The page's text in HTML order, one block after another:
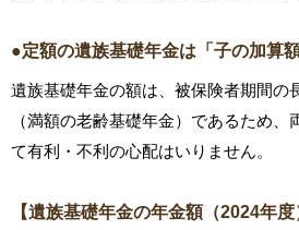
●定額の遺族基礎年金は「子の加算
遺族基礎年金の額は、被保険者期間の
（満額の老齢基礎年金）であるため、
て有利・不利の心配はいりません。
【遺族基礎年金の年金額（2024年度